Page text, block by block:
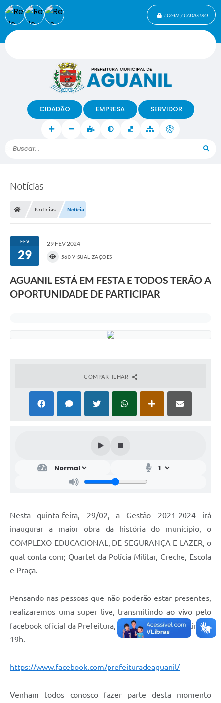
LOGIN / CADASTRO
Buscar...
CIDADÃO EMPRESA SERVIDOR
Notícias
Notícias Notícia
FEV
29
29 FEV 2024
560 VISUALIZAÇÕES
AGUANIL ESTÁ EM FESTA E TODOS TERÃO A
OPORTUNIDADE DE PARTICIPAR
COMPARTILHAR
Nesta quinta-feira, 29/02, a Gestão 2021-2024 irá
inaugurar a maior obra da história do município, o
COMPLEXO EDUCACIONAL, DE SEGURANÇA E LAZER, o
qual conta com; Quartel da Polícia Militar, Creche, Escola
e Praça.
Pensando nas pessoas que não poderão estar presentes,
realizaremos uma super live, transmitindo ao vivo pelo
facebook oficial da Prefeitura, no link abaixo, a partir das
19h.
https://www.facebook.com/prefeituradeaguanil/
Venham todos conosco fazer parte desta momento